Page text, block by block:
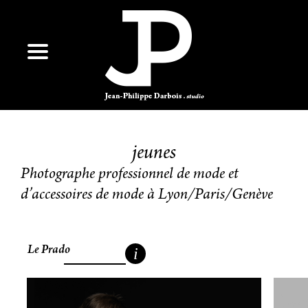
jeunes
Photographe professionnel de mode et
d’accessoires de mode à Lyon/Paris/Genève
Le Prado i